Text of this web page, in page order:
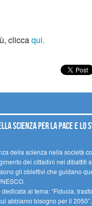
cliccaqui.
scienza per la pace e lo
della scienza nella società
dei cittadini nei dibattiti
gli obiettivi che guidano
al tema: “Fiducia,
abbiamo bisogno per il 2050”.